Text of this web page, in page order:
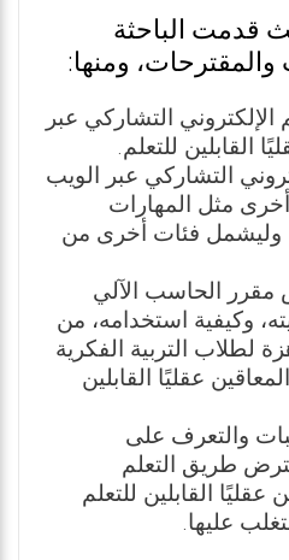
قدمت الباحثة
ومنها:
الإلكتروني التشاركي عبر
القابلين للتعلم.
التشاركي عبر الويب
مثل المهارات
وليشمل فئات أخرى من
مقرر الحاسب الآلي
وكيفية استخدامه، من
لطلاب التربية الفكرية
عقليًا القابلين
والتعرف على
طريق التعلم
عقليًا القابلين للتعلم
عليھا.